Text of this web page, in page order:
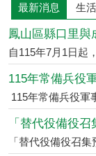
最新消息 生
自115年7月1日起
115年常備兵役軍
「替代役備役召